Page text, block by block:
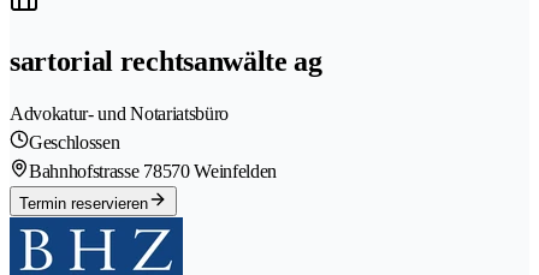
sartorial rechtsanwälte ag
Advokatur- und Notariatsbüro
Geschlossen
Bahnhofstrasse 78570 Weinfelden
Termin reservieren